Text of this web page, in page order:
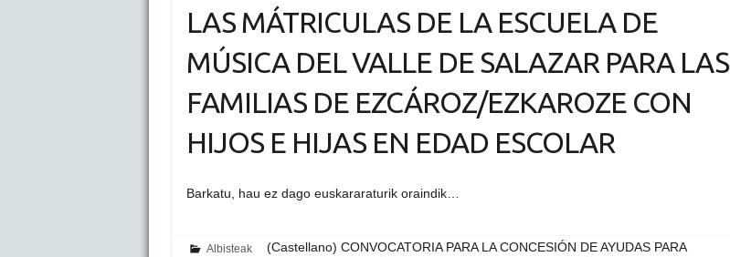
LAS MÁTRICULAS DE LA ESCUELA DE
MÚSICA DEL VALLE DE SALAZAR PARA LAS
FAMILIAS DE EZCÁROZ/EZKAROZE CON
HIJOS E HIJAS EN EDAD ESCOLAR
Barkatu, hau ez dago euskararaturik oraindik…
Albisteak
(Castellano) CONVOCATORIA PARA LA CONCESIÓN DE AYUDAS PARA